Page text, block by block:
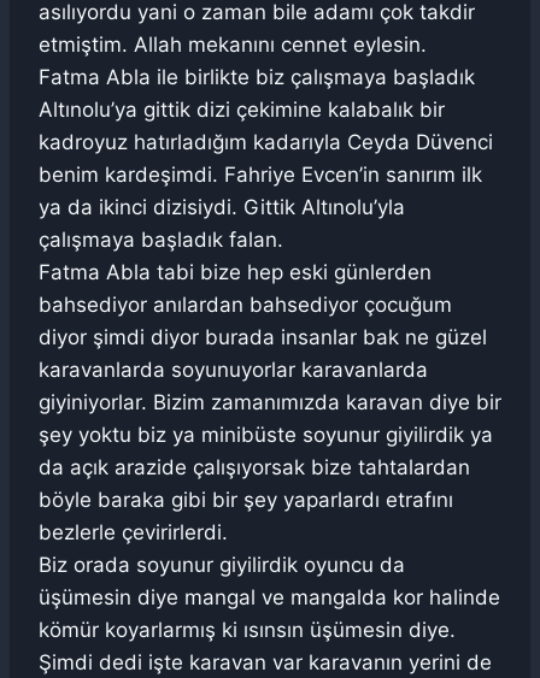
asılıyordu yani o zaman bile adamı çok takdir
etmiştim. Allah mekanını cennet eylesin.
Fatma Abla ile birlikte biz çalışmaya başladık
Altınolu’ya gittik dizi çekimine kalabalık bir
kadroyuz hatırladığım kadarıyla Ceyda Düvenci
benim kardeşimdi. Fahriye Evcen’in sanırım ilk
ya da ikinci dizisiydi. Gittik Altınolu’yla
çalışmaya başladık falan.
Fatma Abla tabi bize hep eski günlerden
bahsediyor anılardan bahsediyor çocuğum
diyor şimdi diyor burada insanlar bak ne güzel
karavanlarda soyunuyorlar karavanlarda
giyiniyorlar. Bizim zamanımızda karavan diye bir
şey yoktu biz ya minibüste soyunur giyilirdik ya
da açık arazide çalışıyorsak bize tahtalardan
böyle baraka gibi bir şey yaparlardı etrafını
bezlerle çevirirlerdi.
Biz orada soyunur giyilirdik oyuncu da
üşümesin diye mangal ve mangalda kor halinde
kömür koyarlarmış ki ısınsın üşümesin diye.
Şimdi dedi işte karavan var karavanın yerini de